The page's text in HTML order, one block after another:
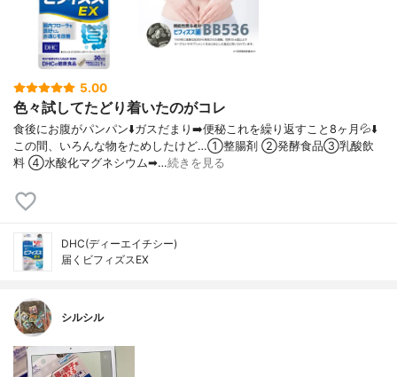
5.00
色々試してたどり着いたのがコレ
食後にお腹がパンパン⬇️ガスだまり➡️便秘これを繰り返すこと8ヶ月💦⬇️
この間、いろんな物をためしたけど…①整腸剤 ②発酵食品③乳酸飲
料 ④水酸化マグネシウム➡…続きを見る
DHC(ディーエイチシー)
届くビフィズスEX
シルシル